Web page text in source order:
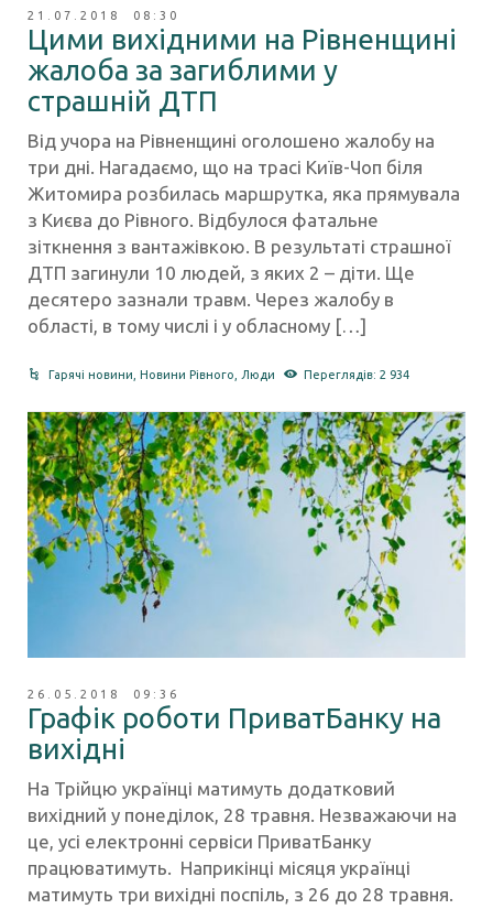
21.07.2018 08:30
Цими вихідними на Рівненщині
жалоба за загиблими у
страшній ДТП
Від учора на Рівненщині оголошено жалобу на
три дні. Нагадаємо, що на трасі Київ-Чоп біля
Житомира розбилась маршрутка, яка прямувала
з Києва до Рівного. Відбулося фатальне
зіткнення з вантажівкою. В результаті страшної
ДТП загинули 10 людей, з яких 2 – діти. Ще
десятеро зазнали травм. Через жалобу в
області, в тому числі і у обласному […]
Гарячі новини Новини Рівного Люди Переглядів: 2 934
26.05.2018 09:36
Графік роботи ПриватБанку на
вихідні
На Трійцю українці матимуть додатковий
вихідний у понеділок, 28 травня. Незважаючи на
це, усі електронні сервіси ПриватБанку
працюватимуть. Наприкінці місяця українці
матимуть три вихідні поспіль, з 26 до 28 травня.